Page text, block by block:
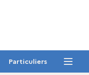
Particuliers
Menu